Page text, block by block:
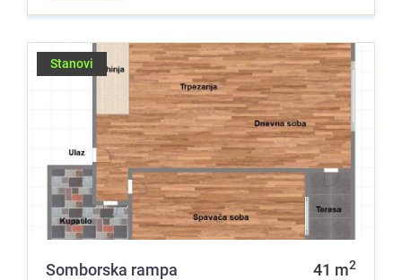
Stanovi
Somborska rampa 41 m2